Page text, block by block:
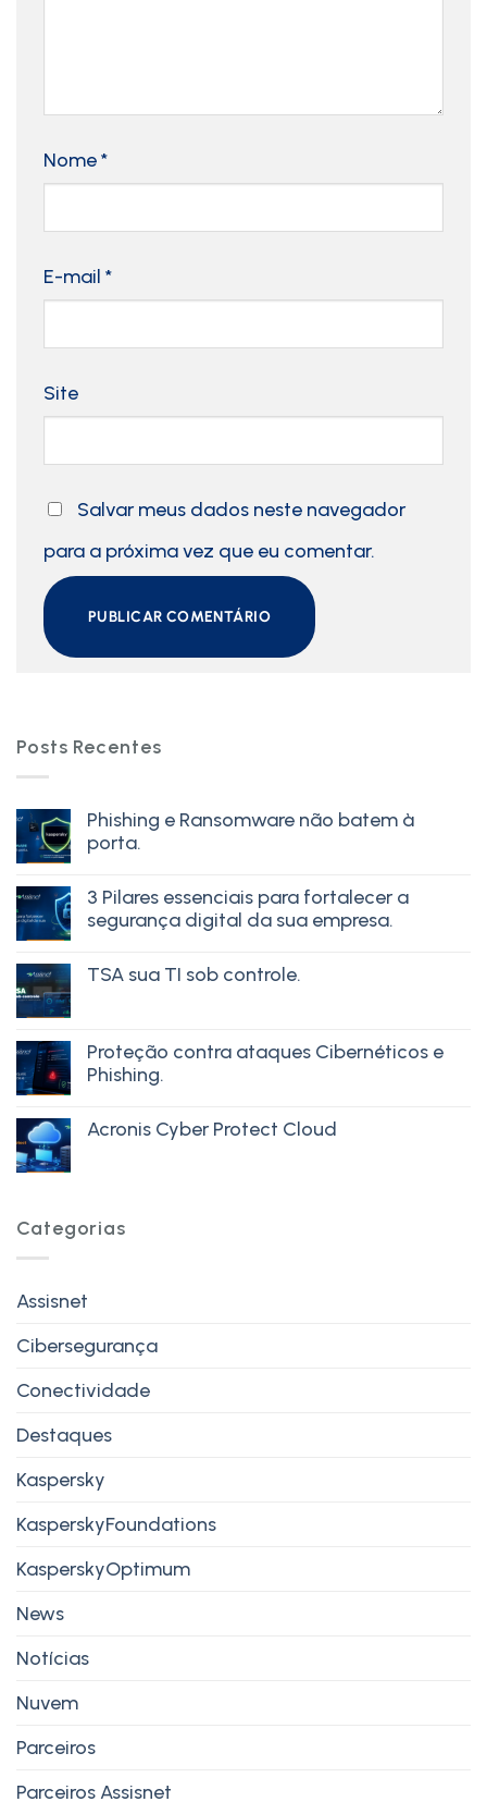
Nome*
E-mail *
Site
Salvar meus dados neste navegador
para a próxima vez que eu comentar.
Posts Recentes
Phishing e Ransomware não batem à
porta.
3 Pilares essenciais para fortalecer a
segurança digital da sua empresa.
TSA sua TI sob controle.
Proteção contra ataques Cibernéticos e
Phishing.
Acronis Cyber Protect Cloud
Categorias
Assisnet
Cibersegurança
Conectividade
Destaques
Kaspersky
KasperskyFoundations
KasperskyOptimum
News
Notícias
Nuvem
Parceiros
Parceiros Assisnet